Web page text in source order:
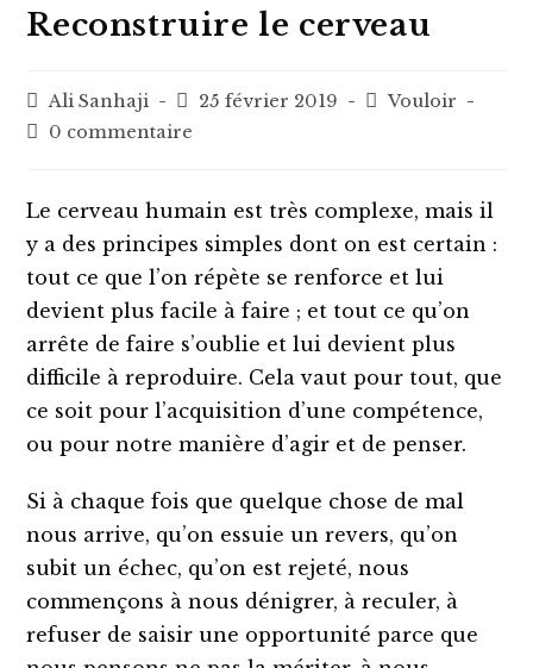
Reconstruire le cerveau
Auteur/autrice
de
Ali Sanhaji
Post
published:
25 février 2019
PostVouloir
Post0 commentaire
Le cerveau humain est très complexe, mais il
y a des principes simples dont on est certain :
tout ce que l’on répète se renforce et lui
devient plus facile à faire ; et tout ce qu’on
arrête de faire s’oublie et lui devient plus
difficile à reproduire. Cela vaut pour tout, que
ce soit pour l’acquisition d’une compétence,
ou pour notre manière d’agir et de penser.
Si à chaque fois que quelque chose de mal
nous arrive, qu’on essuie un revers, qu’on
subit un échec, qu’on est rejeté, nous
commençons à nous dénigrer, à reculer, à
refuser de saisir une opportunité parce que